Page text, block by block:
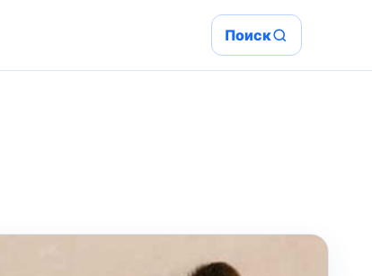
Поиск